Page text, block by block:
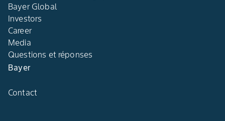
Bayer Global
Investors
Career
Media
Questions et réponses
Bayer
Contact